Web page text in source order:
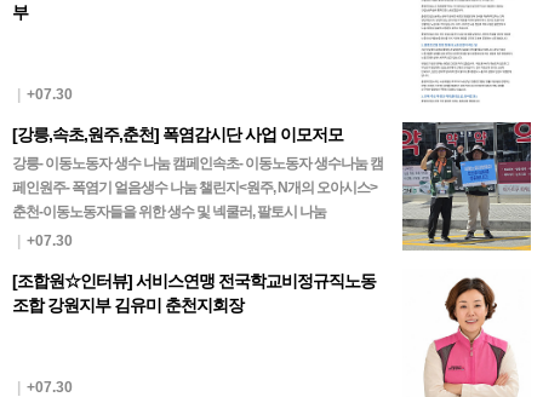
부
| +07.30
[강릉,속초,원주,춘천] 폭염감시단 사업 이모저모
강릉- 이동노동자 생수 나눔 캠페인속초- 이동노동자 생수나눔 캠
페인원주- 폭염기 얼음생수 나눔 챌린지<원주, N개의 오아시스>
춘천-이동노동자들을 위한 생수 및 넥쿨러, 팔토시 나눔
| +07.30
[조합원☆인터뷰] 서비스연맹 전국학교비정규직노동
조합 강원지부 김유미 춘천지회장
| +07.30